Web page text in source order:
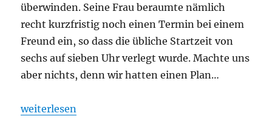
überwinden. Seine Frau beraumte nämlich
recht kurzfristig noch einen Termin bei einem
Freund ein, so dass die übliche Startzeit von
sechs auf sieben Uhr verlegt wurde. Machte uns
aber nichts, denn wir hatten einen Plan…
„Spielabend #32 – Legespiel Overkill“
weiterlesen